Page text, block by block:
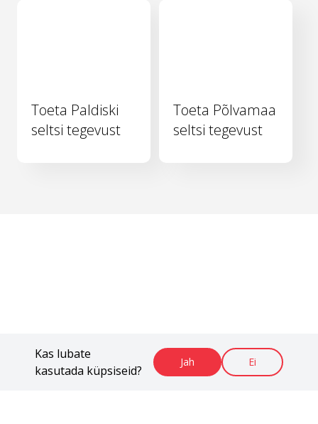
Kas lubate
kasutada küpsiseid?
Jah Ei
Toeta Paldiski
seltsi tegevust
Toeta Põlvamaa
seltsi tegevust